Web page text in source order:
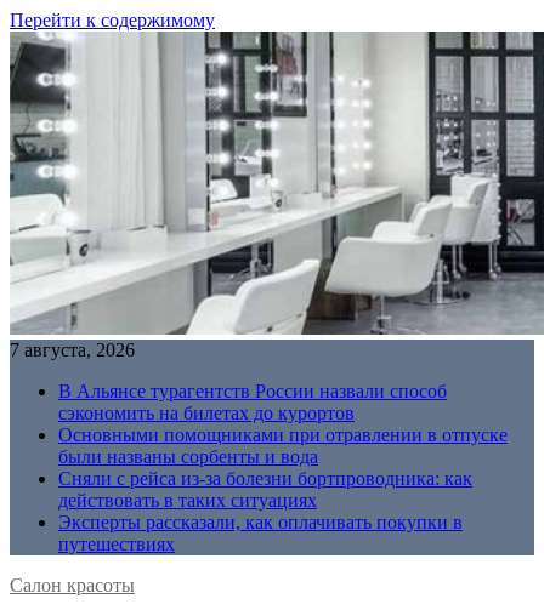
Перейти к содержимому
7 августа, 2026
В Альянсе турагентств России назвали способ
сэкономить на билетах до курортов
Основными помощниками при отравлении в отпуске
были названы сорбенты и вода
Сняли с рейса из-за болезни бортпроводника: как
действовать в таких ситуациях
Эксперты рассказали, как оплачивать покупки в
путешествиях
Салон красоты